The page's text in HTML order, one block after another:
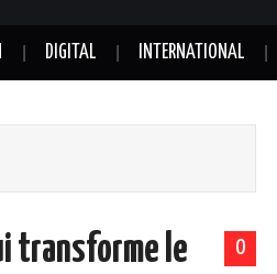
DIGITAL INTERNATIONAL
0
transforme le